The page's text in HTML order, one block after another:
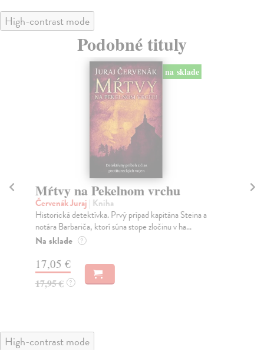
High-contrast mode
Podobné tituly
na sklade
Mŕtvy na Pekelnom vrchu
Červenák Juraj | Kniha
Historická detektívka. Prvý prípad kapitána Steina a
notára Barbariča, ktorí súna stope zločinu v ha...
Na sklade ?
17,05 €
17,95 € ?
High-contrast mode